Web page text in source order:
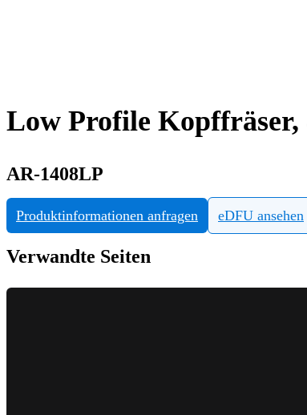
Low Profile Kopffräser,
AR-1408LP
Produktinformationen anfragen eDFU ansehen
Verwandte Seiten